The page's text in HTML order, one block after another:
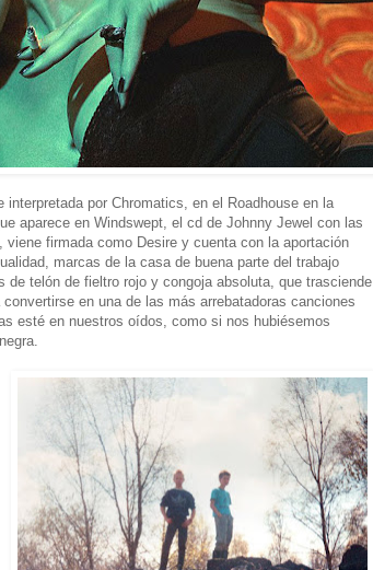
por Chromatics, en el Roadhouse en la
aparece en Windswept, el cd de Johnny Jewel con las
firmada como Desire y cuenta con la aportación
marcas de la casa de buena parte del trabajo
telón de fieltro rojo y congoja absoluta, que trasciende
en una de las más arrebatadoras canciones
esté en nuestros oídos, como si nos hubiésemos